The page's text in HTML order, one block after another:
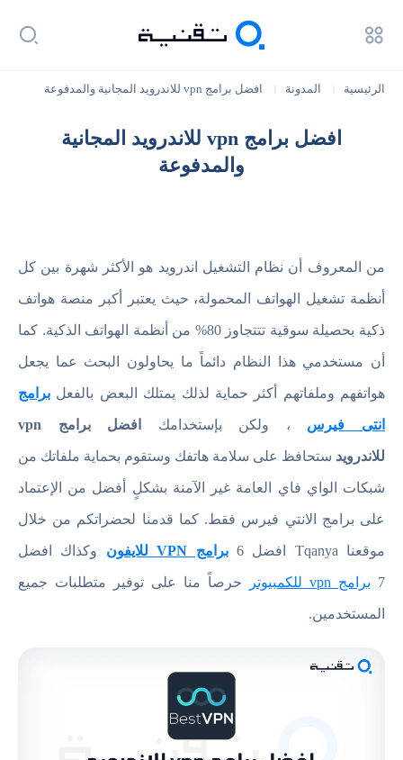
الرئيسية المدونة افضل برامج vpn للاندرويد المجانية والمدفوعة
افضل برامج vpn للاندرويد المجانية
والمدفوعة
من المعروف أن نظام التشغيل اندرويد هو الأكثر شهرة بين كل
أنظمة تشغيل الهواتف المحمولة، حيث يعتبر أكبر منصة هواتف
ذكية بحصيلة سوقية تتتجاوز 80% من أنظمة الهواتف الذكية. كما
أن مستخدمي هذا النظام دائماً ما يحاولون البحث عما يجعل
هواتفهم وملفاتهم أكثر حماية لذلك يمتلك البعض بالفعل برامج
انتى فيرس ، ولكن بإستخدامك افضل برامج vpn
للاندرويد ستحافظ على سلامة هاتفك وستقوم بحماية ملفاتك من
شبكات الواي فاي العامة غير الآمنة بشكلٍ أفضل من الإعتماد
على برامج الانتي فيرس فقط. كما قدمنا لحضراتكم من خلال
موقعنا Tqanya افضل 6 برامج VPN للايفون وكذاك افضل
7 برامج vpn للكمبيوتر حرصاً منا على توفير متطلبات جميع
المستخدمين.